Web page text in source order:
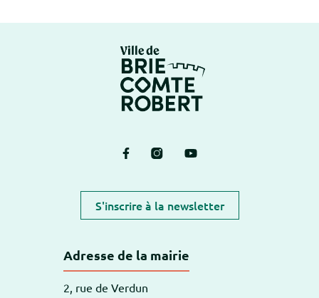
Lien vers le compte Facebook
Lien vers le compte Instagram
Lien vers la chaîne
S'inscrire à la newsletter
Adresse de la mairie
2, rue de Verdun